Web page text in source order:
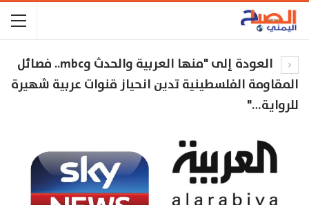
العودة إلى "منها العربية والحدث وmbc.. فصائل
المقاومة الفلسطينية تدين انحياز قنوات عربية شهيرة
للرواية…"